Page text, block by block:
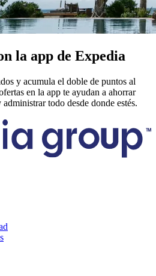
la app de Expedia
y acumula el doble de puntos al
en la app te ayudan a ahorrar
todo desde donde estés.